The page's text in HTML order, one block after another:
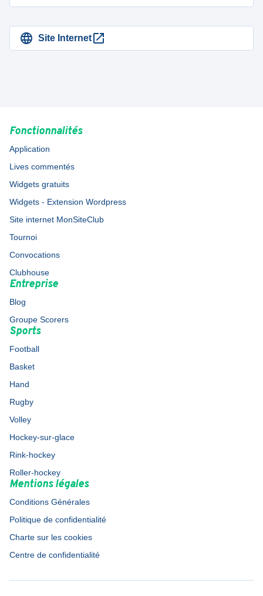
Site Internet
Fonctionnalités
Application
Lives commentés
Widgets gratuits
Widgets - Extension Wordpress
Site internet MonSiteClub
Tournoi
Convocations
Clubhouse
Entreprise
Blog
Groupe Scorers
Sports
Football
Basket
Hand
Rugby
Volley
Hockey-sur-glace
Rink-hockey
Roller-hockey
Mentions légales
Conditions Générales
Politique de confidentialité
Charte sur les cookies
Centre de confidentialité